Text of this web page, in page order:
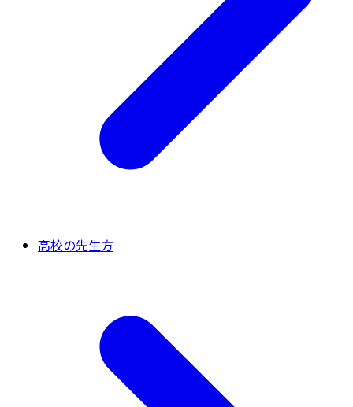
高校の先生方